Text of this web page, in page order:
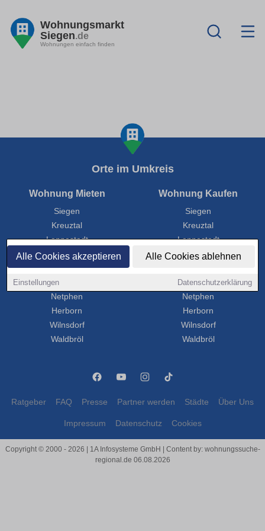
Alle Cookies akzeptieren Alle Cookies ablehnen
Einstellungen Datenschutzerklärung
Wohnungsmarkt
Siegen.de
Wohnungen einfach finden
Orte im Umkreis
Wohnung Mieten
Siegen
Kreuztal
Lennestadt
Olpe
Attendorn
Dillenburg
Netphen
Herborn
Wilnsdorf
Waldbröl
Wohnung Kaufen
Siegen
Kreuztal
Lennestadt
Olpe
Dillenburg
Netphen
Herborn
Wilnsdorf
Waldbröl
Ratgeber FAQ Presse Partner werden Städte Über Uns
Impressum Datenschutz Cookies
Copyright © 2000 - 2026 | 1A Infosysteme GmbH | Content by: wohnungssuche-
regional.de 06.08.2026